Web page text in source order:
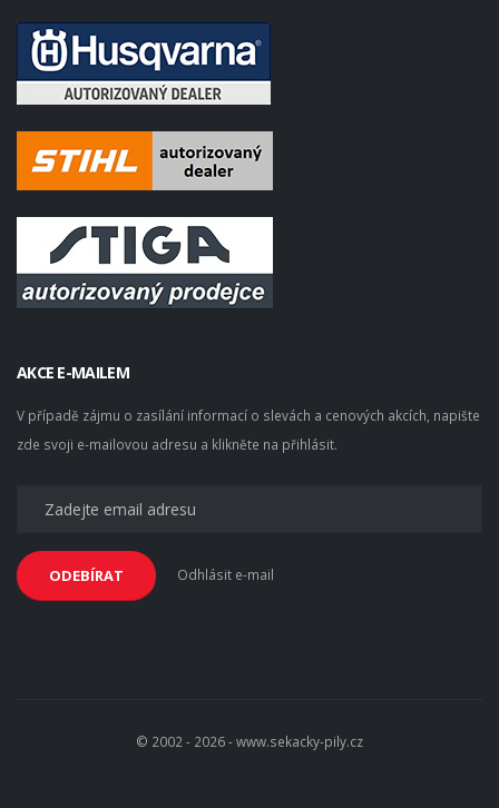
AKCE E-MAILEM
V případě zájmu o zasílání informací o slevách a cenových akcích, napište
zde svoji e-mailovou adresu a klikněte na přihlásit.
ODEBÍRAT Odhlásit e-mail
© 2002 - 2026 - www.sekacky-pily.cz